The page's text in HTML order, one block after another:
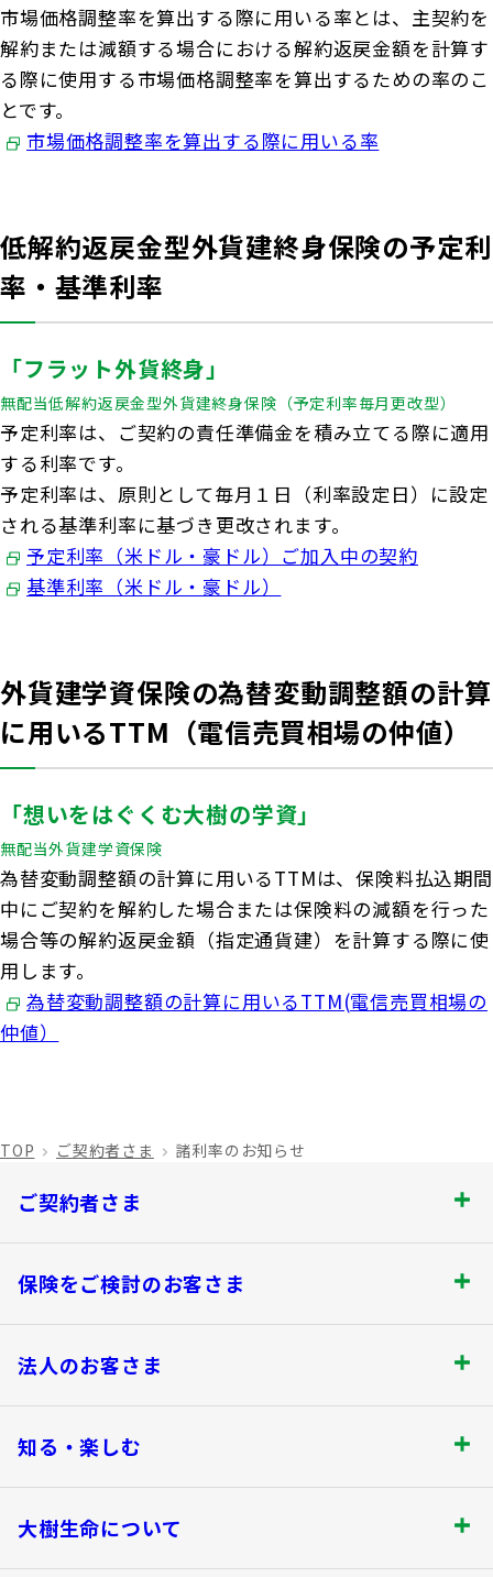
市場価格調整率を算出する際に用いる率とは、主契約を
解約または減額する場合における解約返戻金額を計算す
る際に使用する市場価格調整率を算出するための率のこ
とです。
市場価格調整率を算出する際に用いる率
低解約返戻金型外貨建終身保険の予定利
率・基準利率
「フラット外貨終身」
無配当低解約返戻金型外貨建終身保険（予定利率毎月更改型）
予定利率は、ご契約の責任準備金を積み立てる際に適用
する利率です。
予定利率は、原則として毎月１日（利率設定日）に設定
される基準利率に基づき更改されます。
予定利率（米ドル・豪ドル）ご加入中の契約
基準利率（米ドル・豪ドル）
外貨建学資保険の為替変動調整額の計算
に用いるTTM（電信売買相場の仲値）
「想いをはぐくむ大樹の学資」
無配当外貨建学資保険
為替変動調整額の計算に用いるTTMは、保険料払込期間
中にご契約を解約した場合または保険料の減額を行った
場合等の解約返戻金額（指定通貨建）を計算する際に使
用します。
為替変動調整額の計算に用いるTTM(電信売買相場の
仲値）
TOP ご契約者さま 諸利率のお知らせ
ご契約者さま
ご契約者さま トップ
お手続きのご案内
保険金・給付金のお支払いについて
契約内容の確認・変更
書類の再発行
満期保険金などのご請求
資金の引出し
保険をご検討のお客さま
保険をご検討のお客さま トップ
商品を選ぶ
探してみよう！あなたにぴったりな保険
生命保険商品一覧
損害保険商品
法人のお客さま
法人のお客さま トップ
各都道府県中小企業団体中央会の会員の
皆さま
知る・楽しむ
知る・楽しむ トップ
大樹生命について